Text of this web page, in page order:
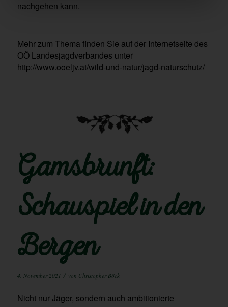
nachgehen kann.
Mehr zum Thema finden Sie auf der Internetseite des
OÖ Landesjagdverbandes unter
http://www.ooeljv.at/wild-und-natur/jagd-naturschutz/
Gamsbrunft:
Schauspiel in den
Bergen
4. November 2021 / von Christopher Böck
Nicht nur Jäger, sondern auch ambitionierte